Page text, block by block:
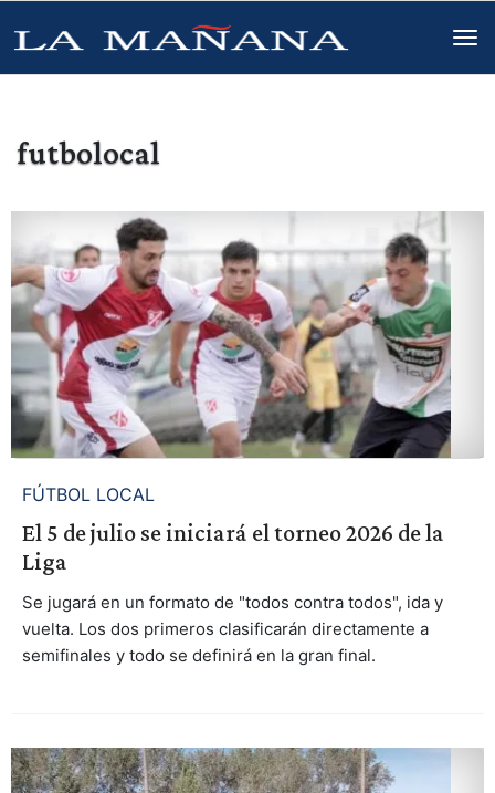
futbolocal
FÚTBOL LOCAL
El 5 de julio se iniciará el torneo 2026 de la
Liga
Se jugará en un formato de "todos contra todos", ida y
vuelta. Los dos primeros clasificarán directamente a
semifinales y todo se definirá en la gran final.